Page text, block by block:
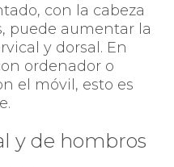
con la cabeza
puede aumentar la
y dorsal. En
ordenador o
el móvil, esto es
y de hombros